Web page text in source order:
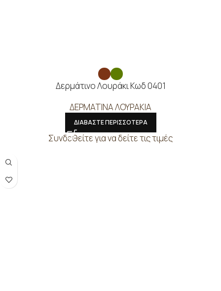
Δερμάτινο Λουράκι Κωδ 0401
ΔΕΡΜΑΤΙΝΑ ΛΟΥΡΑΚΙΑ
ΔΙΑΒΑΣΤΕ ΠΕΡΙΣΣΟΤΕΡΑ
Συνδεθείτε για να δείτε τις τιμές